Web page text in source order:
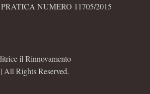
NUMERO 11705/2015
il Rinnovamento
All Rights Reserved.